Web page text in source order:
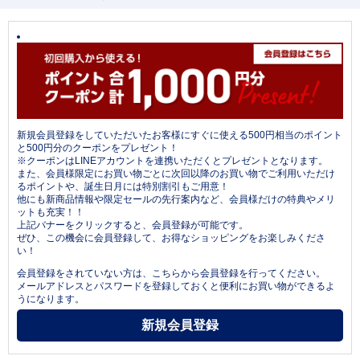
新規会員登録をしていただいたお客様にすぐに使える500円相当のポイント
と500円分のクーポンをプレゼント！
※クーポンはLINEアカウントを連携いただくとプレゼントとなります。
また、会員様限定にお買い物ごとに次回以降のお買い物でご利用いただけ
るポイントや、誕生日月には特別割引もご用意！
他にも新商品情報や限定セールの先行案内など、会員様だけの特典やメリ
ットも充実！！
上記バナーをクリックすると、会員登録が可能です。
ぜひ、この機会に会員登録して、お得なショッピングをお楽しみくださ
い！
会員登録をされていない方は、こちらから会員登録を行ってください。
メールアドレスとパスワードを登録しておくと便利にお買い物ができるよ
うになります。